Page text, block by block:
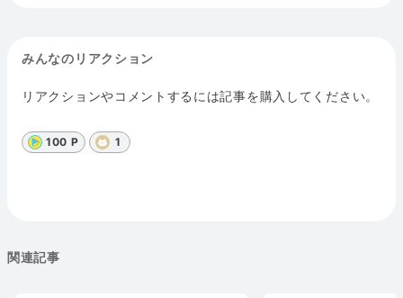
みんなのリアクション
リアクションやコメントするには記事を購入してください。
100 P 1
関連記事